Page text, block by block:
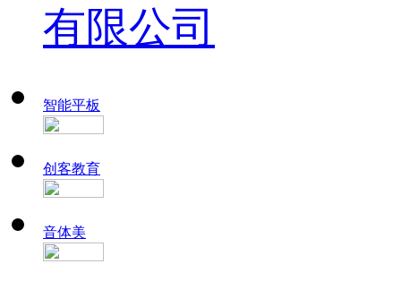
智能平板
创客教育
音体美